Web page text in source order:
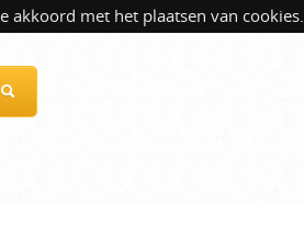
akkoord met het plaatsen van cookies.